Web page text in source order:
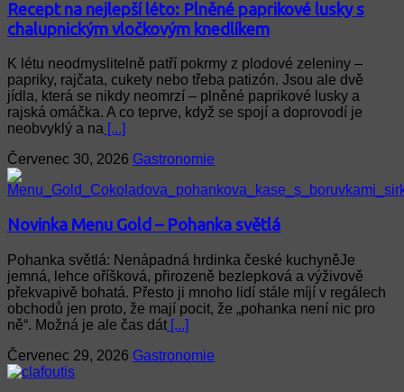
Recept na nejlepší léto: Plněné paprikové lusky s
chalupnickým vločkovým knedlíkem
K létu neodmyslitelně patří pokrmy z plodové zeleniny –
papriky, rajčata, cukety nebo třeba patizón. Jsou ale dvě
jídla, která se nikdy neomrzí – plněné paprikové lusky a
rajská omáčka. A co teprve, když se spojí a doprovodí je
neobvyklý a na [...]
Červenec 30, 2026 Gastronomie
Novinka Menu Gold – Pohanka světlá
Pohanka světlá: Nenápadná hrdinka české kuchyněJe
jemná, lehce oříšková, přirozeně bezlepková a výživově
překvapivě bohatá. Přesto ji mnoho lidí stále míjí v regálech
obchodů jen proto, že mají pocit, že „pohanka není nic pro
ně“. Možná je ale čas dát [...]
Červenec 29, 2026 Gastronomie